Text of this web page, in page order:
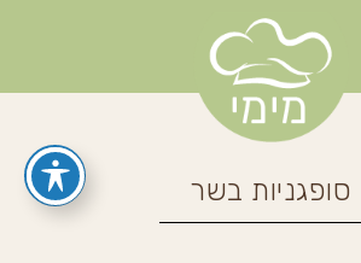
פלפלים ממולאים
סופגניות בשר